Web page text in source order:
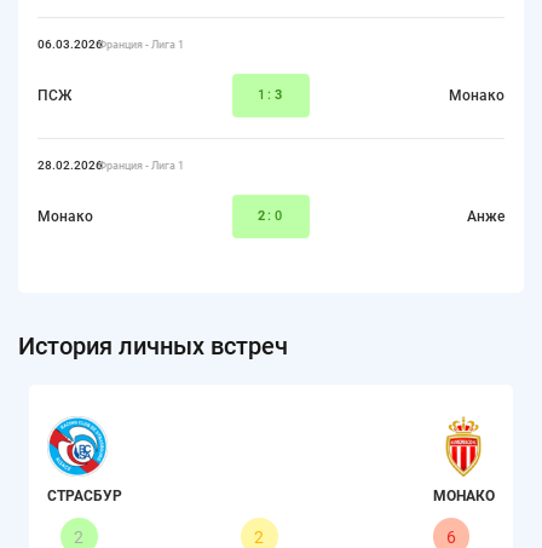
06.03.2026Франция - Лига 1
ПСЖ 1: 3 Монако
28.02.2026Франция - Лига 1
Монако 2:0 Анже
История личных встреч
СТРАСБУР
2 2 6
МОНАКО